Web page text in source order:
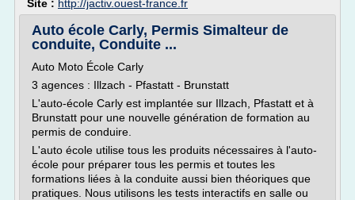
Site : http://jactiv.ouest-france.fr
Auto école Carly, Permis Simalteur de
conduite, Conduite ...
Auto Moto École Carly
3 agences : Illzach - Pfastatt - Brunstatt
L'auto-école Carly est implantée sur Illzach, Pfastatt et à
Brunstatt pour une nouvelle génération de formation au
permis de conduire.
L'auto école utilise tous les produits nécessaires à l'auto-
école pour préparer tous les permis et toutes les
formations liées à la conduite aussi bien théoriques que
pratiques. Nous utilisons les tests interactifs en salle ou